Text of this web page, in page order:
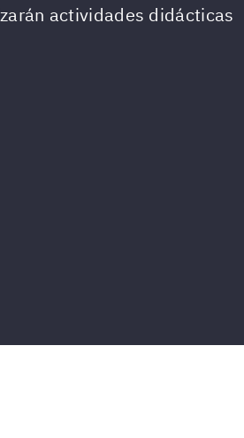
actividades didácticas